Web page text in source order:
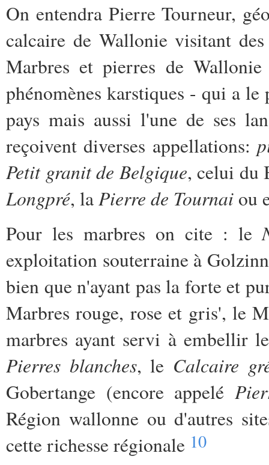
On entendra Pierre Tourneur,
calcaire de Wallonie visitant
Marbres et pierres de
phénomènes karstiques - qui a
pays mais aussi l'une de ses
reçoivent diverses appellations:
Petit granit de Belgique, celui du
Longpré, laPierre de Tournai ou
Pour les marbres on cite : le
exploitation souterraine à
bien que n'ayant pas la forte et
Marbres rouge, rose et gris', le
marbres ayant servi à embellir
Pierres blanches, le Calcaire
Gobertange (encore appelé
Région wallonne ou d'autres
cette richesse régionale 10